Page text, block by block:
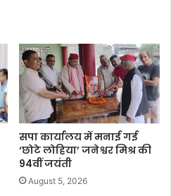
सपा कार्यालय में मनाई गई
‘छोटे लोहिया’ जनेश्वर मिश्र की
94वीं जयंती
August 5, 2026